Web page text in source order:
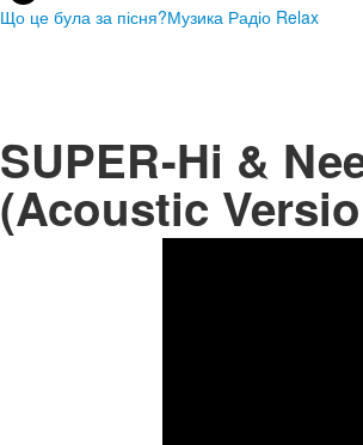
Що це була за пісня?Музика Радіо Relax
SUPER-Hi &
(Acoustic